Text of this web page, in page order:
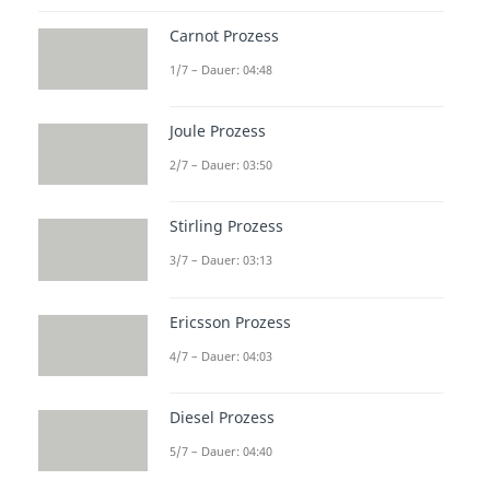
Entspannen:
flüssige Kältemittel gelangt
welche Expansionsventil oder
Drossel
verringert, wodurch es
abkühlt und sich „entspannt“.
Kältemittel erneut zum
Verdampfer geleitet, um den
durchlaufen.
Carnot Prozess
1/7 – Dauer: 04:48
Joule Prozess
2/7 – Dauer: 03:50
Stirling Prozess
3/7 – Dauer: 03:13
Ericsson Prozess
4/7 – Dauer: 04:03
Diesel Prozess
5/7 – Dauer: 04:40